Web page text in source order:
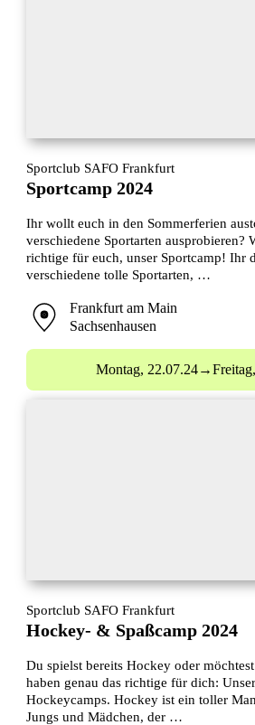
Sportclub SAFO Frankfurt
Sportcamp 2024
Ihr wollt euch in den Sommerferien
verschiedene Sportarten ausprobieren?
richtige für euch, unser Sportcamp! Ihr
verschiedene tolle Sportarten, …
Frankfurt am Main
Sachsenhausen
Montag, 22.07.24→Freitag,
Sportclub SAFO Frankfurt
Hockey- & Spaßcamp 2024
Du spielst bereits Hockey oder
haben genau das richtige für dich:
Hockeycamps. Hockey ist ein toller
Jungs und Mädchen, der …